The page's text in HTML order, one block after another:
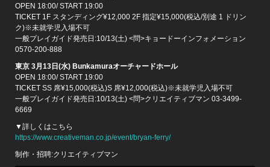
OPEN 18:00/ START 19:00
TICKET 1F スタンディング¥12,000 2F 指定¥15,000(税込/別途 1 ドリン
ク)※未就学児入場不可
一般プレイガイド発売日:10/13(土) <問>キョードーインフォメーション
0570-200-888
東京 3月13日(水) Bunkamuraオーチャードホール
OPEN 18:00/ START 19:00
TICKET SS 席¥15,000(税込)S 席¥12,000(税込)※未就学児入場不可
一般プレイガイド発売日:10/13(土) <問>クリエイティブマン 03-3499-
6669
▼詳しくはこちら
https://www.creativeman.co.jp/event/bryan-ferry/
制作・招聘:クリエイティブマン